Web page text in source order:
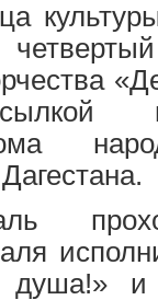
душа!»